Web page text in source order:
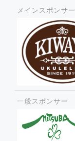
メインスポンサー
一般スポンサー